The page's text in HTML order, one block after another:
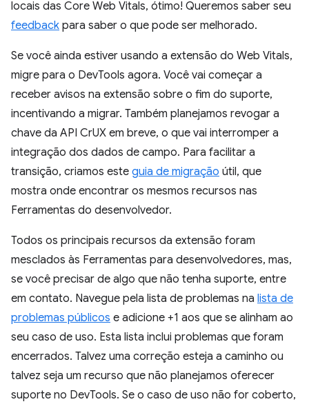
locais das Core Web Vitals, ótimo! Queremos saber seu
feedback para saber o que pode ser melhorado.
Se você ainda estiver usando a extensão do Web Vitals,
migre para o DevTools agora. Você vai começar a
receber avisos na extensão sobre o fim do suporte,
incentivando a migrar. Também planejamos revogar a
chave da API CrUX em breve, o que vai interromper a
integração dos dados de campo. Para facilitar a
transição, criamos este guia de migração útil, que
mostra onde encontrar os mesmos recursos nas
Ferramentas do desenvolvedor.
Todos os principais recursos da extensão foram
mesclados às Ferramentas para desenvolvedores, mas,
se você precisar de algo que não tenha suporte, entre
em contato. Navegue pela lista de problemas na lista de
problemas públicos e adicione +1 aos que se alinham ao
seu caso de uso. Esta lista inclui problemas que foram
encerrados. Talvez uma correção esteja a caminho ou
talvez seja um recurso que não planejamos oferecer
suporte no DevTools. Se o caso de uso não for coberto,